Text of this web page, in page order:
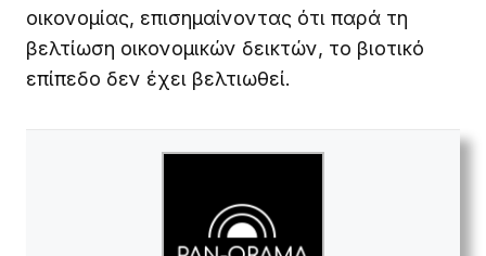
οικονομίας, επισημαίνοντας ότι παρά τη
βελτίωση οικονομικών δεικτών, το βιοτικό
επίπεδο δεν έχει βελτιωθεί.